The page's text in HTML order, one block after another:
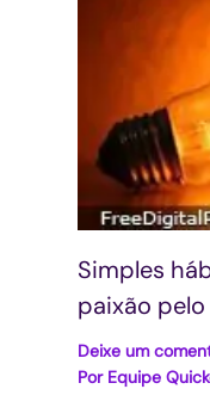
Simples
paixão
Deixe um
Por Equipe